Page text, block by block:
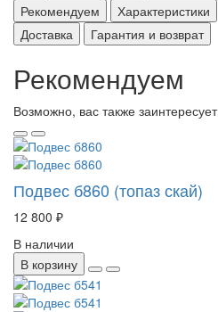
Рекомендуем
Характеристики
Доставка
Гарантия и возврат
Рекомендуем
Возможно, вас также заинтересует
Подвес б860 (топаз скай)
12 800 ₽
В наличии
В корзину